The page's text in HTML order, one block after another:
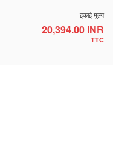
इकाई मूल्य
20,394.00 INR
TTC